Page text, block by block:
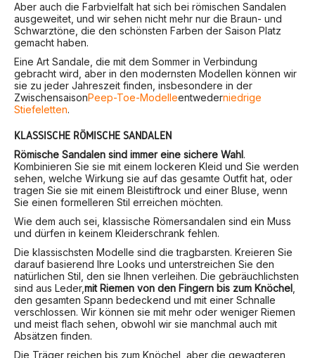
Aber auch die Farbvielfalt hat sich bei römischen Sandalen
ausgeweitet, und wir sehen nicht mehr nur die Braun- und
Schwarztöne, die den schönsten Farben der Saison Platz
gemacht haben.
Eine Art Sandale, die mit dem Sommer in Verbindung
gebracht wird, aber in den modernsten Modellen können wir
sie zu jeder Jahreszeit finden, insbesondere in der
ZwischensaisonPeep-Toe-Modelleentwederniedrige
Stiefeletten.
KLASSISCHE RÖMISCHE SANDALEN
Römische Sandalen sind immer eine sichere Wahl.
Kombinieren Sie sie mit einem lockeren Kleid und Sie werden
sehen, welche Wirkung sie auf das gesamte Outfit hat, oder
tragen Sie sie mit einem Bleistiftrock und einer Bluse, wenn
Sie einen formelleren Stil erreichen möchten.
Wie dem auch sei, klassische Römersandalen sind ein Muss
und dürfen in keinem Kleiderschrank fehlen.
Die klassischsten Modelle sind die tragbarsten. Kreieren Sie
darauf basierend Ihre Looks und unterstreichen Sie den
natürlichen Stil, den sie Ihnen verleihen. Die gebräuchlichsten
sind aus Leder,mit Riemen von den Fingern bis zum Knöchel,
den gesamten Spann bedeckend und mit einer Schnalle
verschlossen. Wir können sie mit mehr oder weniger Riemen
und meist flach sehen, obwohl wir sie manchmal auch mit
Absätzen finden.
Die Träger reichen bis zum Knöchel, aber die gewagteren